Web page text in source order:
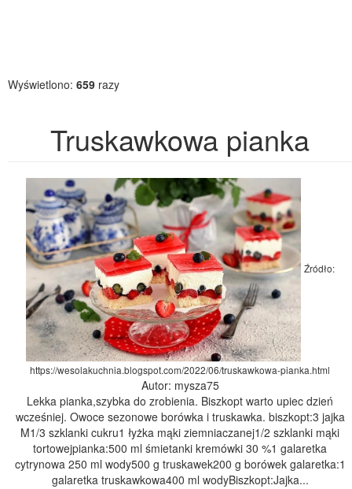
Wyświetlono: 659 razy
Truskawkowa pianka
Źródło:
https://wesolakuchnia.blogspot.com/2022/06/truskawkowa-pianka.html
Autor: mysza75
Lekka pianka,szybka do zrobienia. Biszkopt warto upiec dzień
wcześniej. Owoce sezonowe borówka i truskawka. biszkopt:3 jajka
M1/3 szklanki cukru1 łyżka mąki ziemniaczanej1/2 szklanki mąki
tortowejpianka:500 ml śmietanki kremówki 30 %1 galaretka
cytrynowa 250 ml wody500 g truskawek200 g borówek galaretka:1
galaretka truskawkowa400 ml wodyBiszkopt:Jajka...